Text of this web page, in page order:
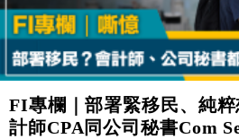
FI專欄｜部署緊移民、純
計師CPA同公司秘書Com